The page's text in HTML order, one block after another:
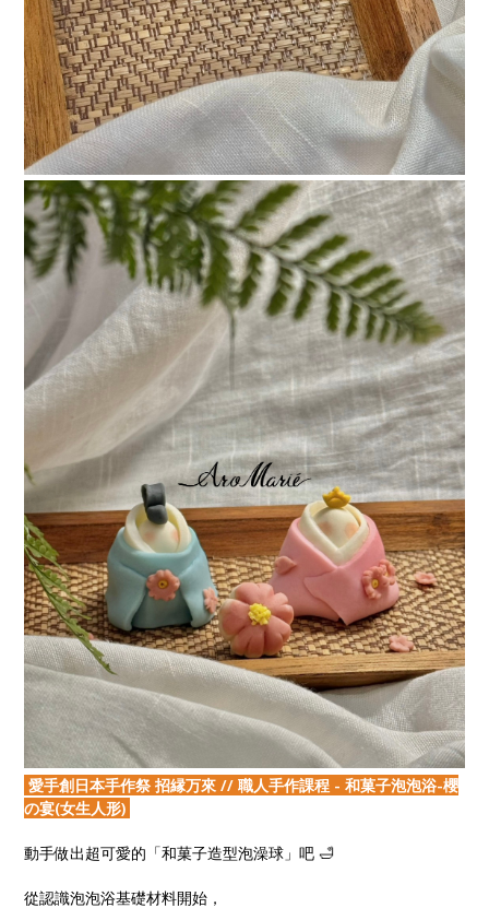
愛手創日本手作祭 招縁万來 // 職人手作課程 - 和菓子泡泡浴-櫻
の宴(女生人形)
動手做出超可愛的「和菓子造型泡澡球」吧 🛁
從認識泡泡浴基礎材料開始，